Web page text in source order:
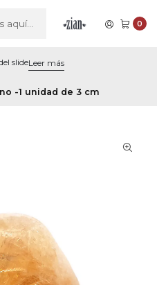
0
slideLeer más
-1 unidad de 3 cm